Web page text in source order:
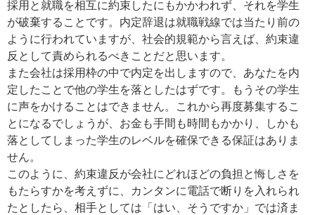
採用と就職を相互に約束したにもかかわれず、それを学生
が破棄することです。内定辞退は就職戦線では当たり前の
ように行われていますが、社会的規範から言えば、約束違
反として責められるべきことだと思います。
また会社は採用枠の中で内定を出しますので、あなたを内
定したことで他の学生を落としたはずです。もうその学生
に声をかけることはできません。これから再度募集するこ
とになるでしょうが、お金も手間も時間もかかり、しかも
落としてしまった学生のレベルを確保できる保証はありま
せん。
このように、約束違反が会社にどれほどの負担と悔しさを
もたらすかを考えずに、カンタンに電話で断りを入れられ
たとしたら、相手としては「はい、そうですか」では済ま